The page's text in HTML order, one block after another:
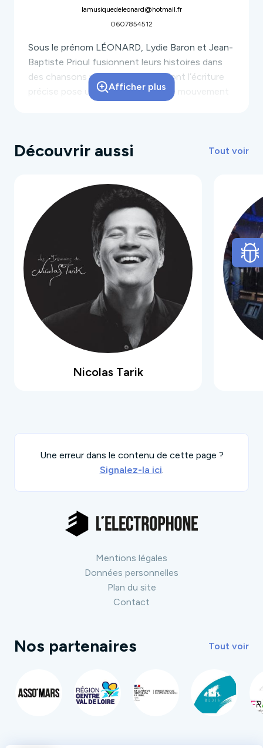
lamusiquedeleonard@hotmail.fr
0607854512
Sous le prénom LÉONARD, Lydie Baron et Jean-
Baptiste Prioul fusionnent leurs histoires dans
des chansons pop et poétiques dont l’écriture
précise pose un regard lucide sur le mouvement
Capart (Dominique A), LÉONARD affirme son
prend toute son ampleur sur scène où le duo
s’entoure de musiciens pour déployer une
version organique et incarnée de ses morceaux
aux rythmes et mélodies résolument pop.
Leur nouveau titre « Personne ne m’aime », mixé
par Yuuki Matthews (The Shins, Sufjan Stevens),
sort à l’occasion du Printemps de Bourges et
annonce la sortie de leur prochain EP prévue
pour 2026.
Afficher plus
Découvrir aussi Tout voir
Nicolas Tarik
Une erreur dans le contenu de cette page ?
Signalez-la ici.
Mentions légales
Données personnelles
Plan du site
Contact
Nos partenaires Tout voir